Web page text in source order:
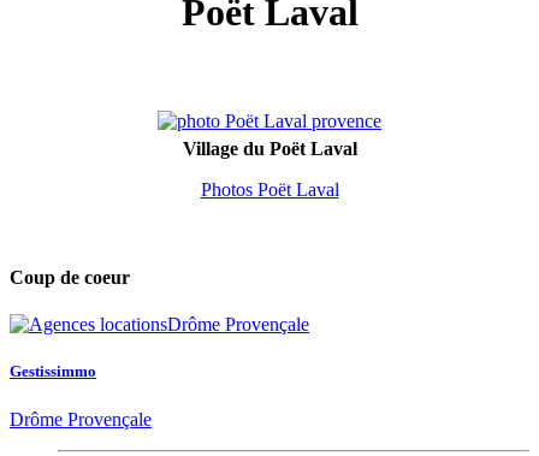
Poët Laval
Village du Poët Laval
Photos Poët Laval
Coup de coeur
Gestissimmo
Drôme Provençale